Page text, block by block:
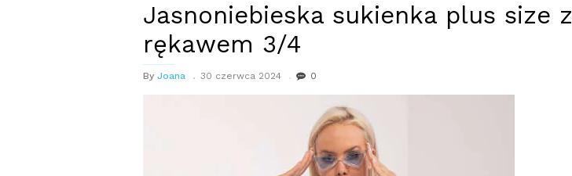
Jasnoniebieska sukienka plus size z
rękawem 3/4
By Joana 30 czerwca 2024 0